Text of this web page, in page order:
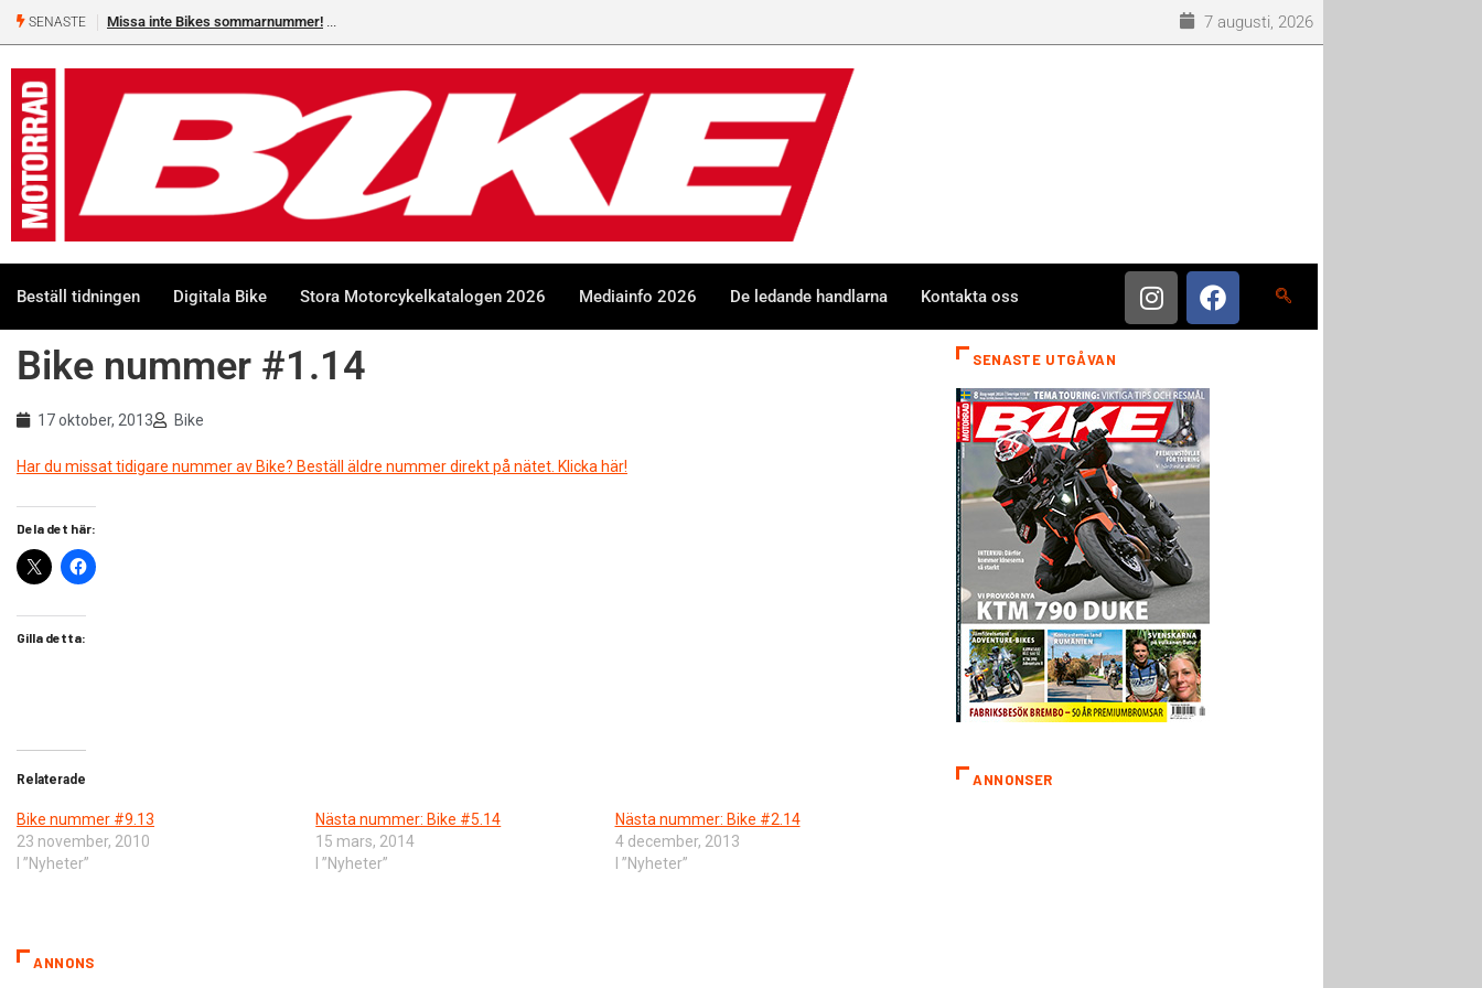
SENASTE Missa inte Bikes sommarnummer! 7 augusti, 2026
Beställ tidningen Digitala Bike Stora Motorcykelkatalogen 2026 Mediainfo 2026 De ledande handlarna Kontakta oss
Bike nummer #1.14
17 oktober, 2013 Bike
Har du missat tidigare nummer av Bike? Beställ äldre nummer direkt på nätet. Klicka här!
Dela det här:
Gilla detta:
Relaterade
Bike nummer #9.13
23 november, 2010
I ”Nyheter”
Nästa nummer: Bike #5.14
15 mars, 2014
I ”Nyheter”
Nästa nummer: Bike #2.14
4 december, 2013
I ”Nyheter”
ANNONS
SENASTE UTGÅVAN
ANNONSER